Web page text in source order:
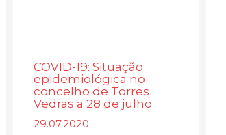
COVID-19: Situação
epidemiológica no
concelho de Torres
Vedras a 28 de julho
29.07.2020